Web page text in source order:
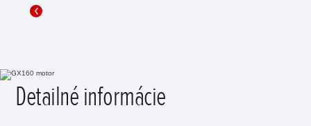
Detailné informácie